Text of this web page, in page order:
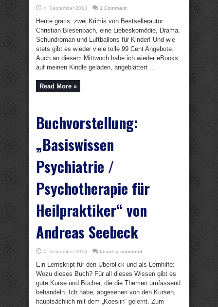
4. September 2013 1 Comment
Heute gratis: zwei Krimis von Bestsellerautor
Christian Biesenbach, eine Liebeskomödie, Drama,
Schundroman und Luftballons für Kinder! Und wie
stets gibt es wieder viele tolle 99 Cent Angebote.
Auch an diesem Mittwoch habe ich wieder eBooks
auf meinen Kindle geladen, angeblättert ...
Read More »
Buchvorstellung:
„Basiswissen
Psychiatrie /
Psychotherapie für
Heilpraktiker“ von
Andreas Seebeck
4. September 2013 Leave a comment
Ein Lernskript für den Überblick und als Lernhilfe:
Wozu dieses Buch? Für all dieses Wissen gibt es
gute Kurse und Bücher, die die Themen umfassend
behandeln. Ich habe, abgesehen von den Kursen,
hauptsächlich mit dem „Koeslin“ gelernt. Zum